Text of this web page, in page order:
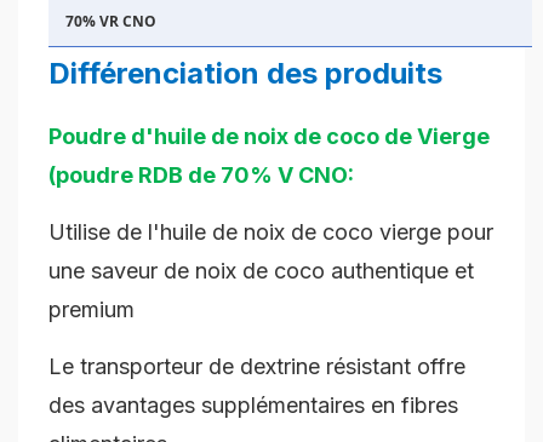
70% VR CNO
Différenciation des produits
Poudre d'huile de noix de coco de Vierge
(poudre RDB de 70% V CNO:
Utilise de l'huile de noix de coco vierge pour
une saveur de noix de coco authentique et
premium
Le transporteur de dextrine résistant offre
des avantages supplémentaires en fibres